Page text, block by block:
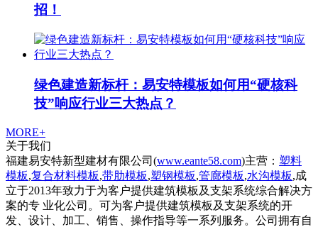
招！
绿色建造新标杆：易安特模板如何用“硬核科
技”响应行业三大热点？
MORE+
关于我们
福建易安特新型建材有限公司(www.eante58.com)主营： 塑料
模板,复合材料模板,带肋模板,塑钢模板,管廊模板,水沟模板,成
立于2013年致力于为客户提供建筑模板及支架系统综合解决方
案的专 业化公司。可为客户提供建筑模板及支架系统的开
发、设计、加工、销售、操作指导等一系列服务。公司拥有自